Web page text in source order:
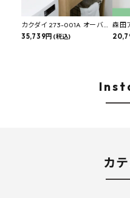
カクダイ 273-001A オーバー
カウンタースロップシンク 選
35,739円 (税込)
森田
け物
カ